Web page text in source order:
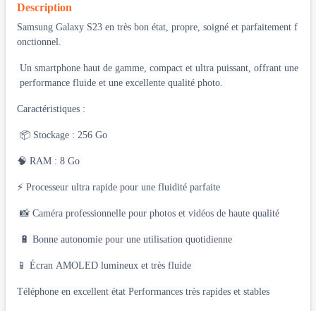
Description
Samsung Galaxy S23 en très bon état, propre, soigné et parfaitement f
onctionnel.
Un smartphone haut de gamme, compact et ultra puissant, offrant une
performance fluide et une excellente qualité photo.
Caractéristiques :
📦 Stockage : 256 Go
🧠 RAM : 8 Go
⚡ Processeur ultra rapide pour une fluidité parfaite
📸 Caméra professionnelle pour photos et vidéos de haute qualité
🔋 Bonne autonomie pour une utilisation quotidienne
📱 Écran AMOLED lumineux et très fluide
Téléphone en excellent état Performances très rapides et stables